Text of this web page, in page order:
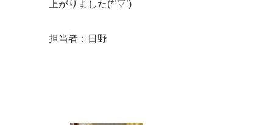
上がりました(*’▽’)
担当者：日野